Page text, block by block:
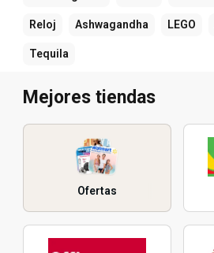
Reloj Ashwagandha LEGO
Tequila
Mejores tiendas
Ofertas